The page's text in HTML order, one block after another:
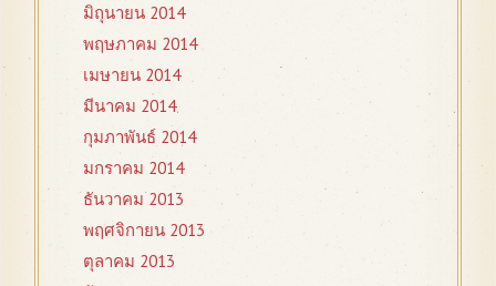
มิถุนายน 2014
พฤษภาคม 2014
เมษายน 2014
มีนาคม 2014
กุมภาพันธ์ 2014
มกราคม 2014
ธันวาคม 2013
พฤศจิกายน 2013
ตุลาคม 2013